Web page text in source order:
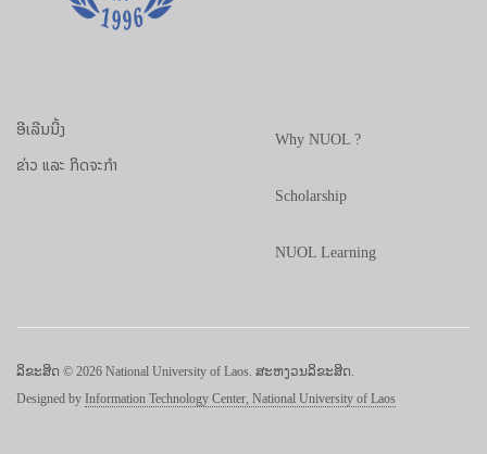
ອີເລີນນີ້ງ
ຂ່າວ ແລະ ກິດຈະກຳ
Why NUOL ?
Scholarship
NUOL Learning
ລິຂະສິດ © 2026 National University of Laos. ສະຫງວນລິຂະສິດ.
Designed by Information Technology Center, National University of Laos